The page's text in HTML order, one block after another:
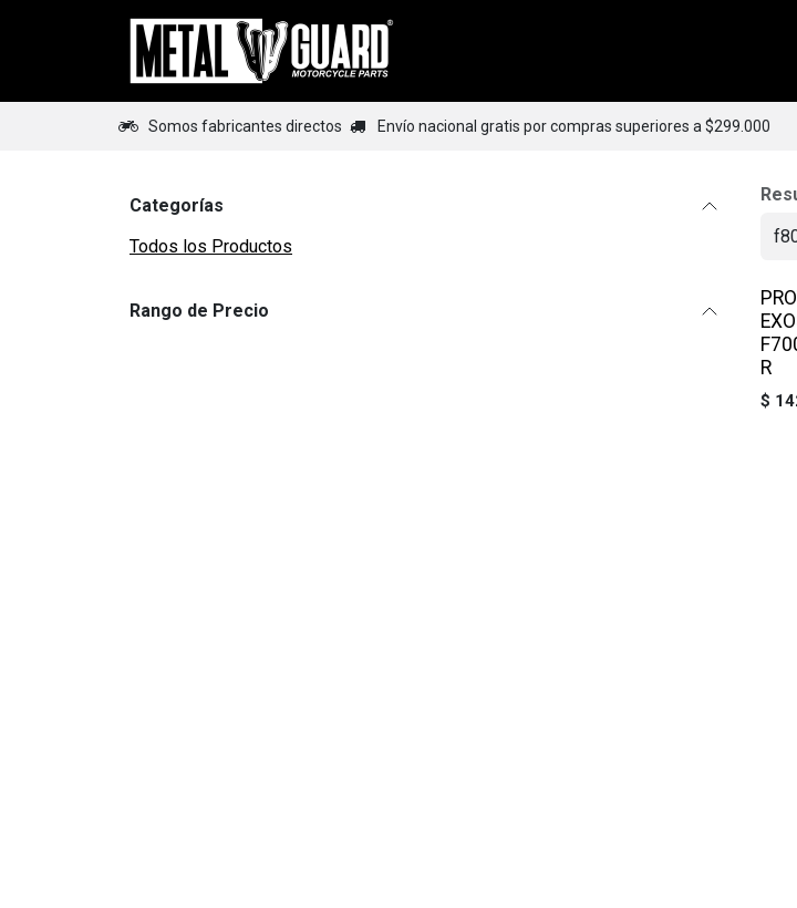
Ir al contenido
Somos fabricantes directos Envío nacional gratis por compras superiores a $299.000
Categorías
Todos los Productos
Rango de Precio
R
$